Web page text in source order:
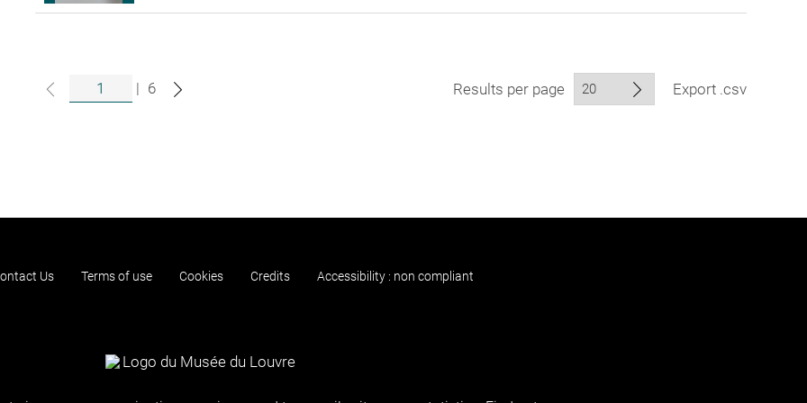
| 6 Results per page Export .csv
Us Terms of use Cookies Credits Accessibility : non compliant